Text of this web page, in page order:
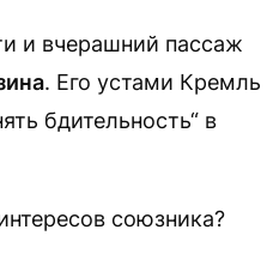
и вчерашний пассаж
. Его устами Кремль
бдительность“ в
союзника?